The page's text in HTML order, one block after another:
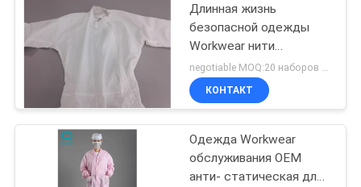
Длинная жизнь
безопасной одежды
Workwear нити
полиэстера анти-
статической
неконсервативная
negotiable MOQ:20 наборов в размер
КОНТАКТ
Одежда Workwear
обслуживания OEM
анти- статическая для